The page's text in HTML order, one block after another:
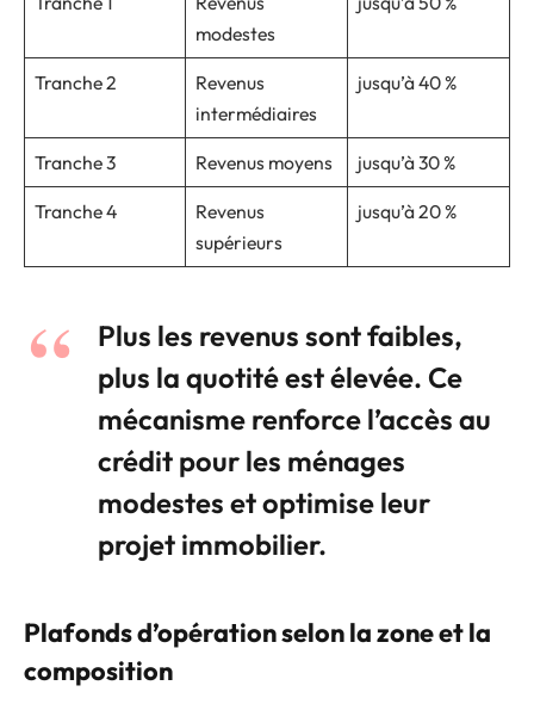
modestes
Tranche 2
Revenus
intermédiaires
jusqu’à 40 %
Tranche 3 Revenus moyens jusqu’à 30 %
Tranche 4
Revenus
supérieurs
jusqu’à 20 %
Plus les revenus sont faibles,
plus la quotité est élevée. Ce
mécanisme renforce l’accès au
crédit pour les ménages
modestes et optimise leur
projet immobilier.
Plafonds d’opération selon la zone et la
composition